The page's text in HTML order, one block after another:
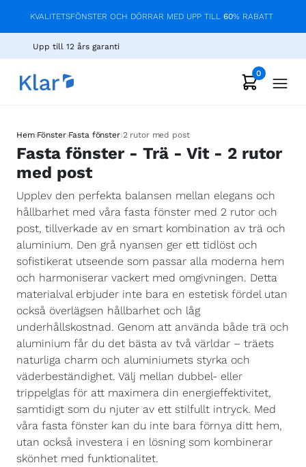
KVALITETSFÖNSTER OCH DÖRRAR MED UPP TILL 60% RABATT
Upp till 12 års garanti
0
Hem›Fönster›Fasta fönster›2 rutor med post
Fasta fönster - Trä - Vit - 2 rutor
med post
Upplev den perfekta balansen mellan elegans och
hållbarhet med våra fasta fönster med 2 rutor och
post, tillverkade av en smart kombination av trä och
aluminium. Den grå nyansen ger ett tidlöst och
sofistikerat utseende som passar alla moderna hem
och harmoniserar vackert med omgivningen. Detta
materialval erbjuder inte bara en estetisk fördel utan
också överlägsen hållbarhet och låg
underhållskostnad. Genom att använda både trä och
aluminium får du det bästa av två världar – träets
naturliga charm och aluminiumets styrka och
väderbeständighet. Välj mellan dubbel- eller
trippelglas för att maximera din energieffektivitet,
samtidigt som du njuter av ett stilfullt intryck. Med
våra fasta fönster kan du inte bara förnya ditt hem,
utan också investera i en lösning som kombinerar
skönhet med funktionalitet.